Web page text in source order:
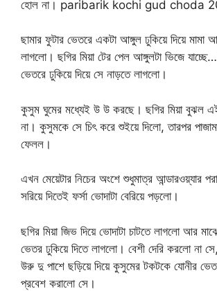
হোল না। paribarik kochi gud choda
ছামার ফুটার ভেতরে একটা আঙ্গুল ঢুকিয়ে দিয়ে মামা
লাগলো। ছগির মিয়া টের পেল আঙ্গুলটা ভিজে
ভেতরে ঢুকিয়ে দিয়ে সে নাড়তে লাগলো।
কুসুম ঘুমের মধ্যেই উ উ করছে। ছগির মিয়া বুঝল
না। কুসুমকে সে চিৎ করে শুইয়ে দিলো, তারপর
ফেলল।
এখন মেয়েটার নিচের অংশে শুধুমাত্র আন্ডারওয়্যার
সরিয়ে দিতেই ফর্সা ভোদাটা বেরিয়ে পড়লো।
ছগির মিয়া জিভ দিয়ে ভোদাটা চাটতে লাগলো আর
ভেতর ঢুকিয়ে দিতে লাগলো। বেশী দেরি করলো না
উরু দু পাশে ছড়িয়ে দিয়ে কুসুমের টকটকে যোনীর
প্রবেশ করালো সে।